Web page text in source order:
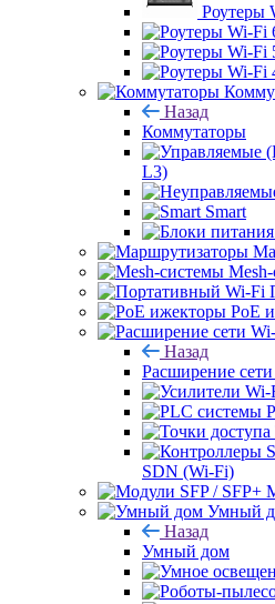
Роутеры
Назад
Коммутаторы
L3)
Smart
PoE
Назад
Расширение сети
SDN (Wi-Fi)
Умный
Назад
Умный дом